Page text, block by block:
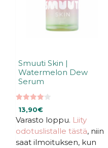
Smuuti Skin |
Watermelon Dew
Serum
4.10
5:stä
13,90€
Varasto loppu. Liity
odotuslistalle tästä, niin
saat ilmoituksen, kun